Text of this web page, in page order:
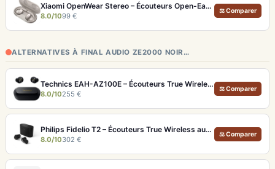
Xiaomi OpenWear Stereo – Écouteurs Open-Ear Hi-Res avec réduction de fuite sonore
8.0/1099 €
⚖ Comparer
ALTERNATIVES À FINAL AUDIO ZE2000 NOIR…
Technics EAH-AZ100E – Écouteurs True Wireless Hi-Res avec ANC adaptative et Dolby Atmos
8.0/10255 €
⚖ Comparer
Philips Fidelio T2 – Écouteurs True Wireless audiophiles avec ANC et autonomie record
8.0/10302 €
⚖ Comparer